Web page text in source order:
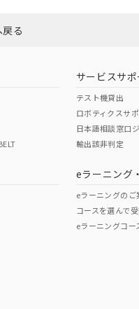
ます。
カ
この製品の規格認証/適合
証はこちらのページからご
る
サービスサポ
テスト機貸出
ロボティクスサ
日本語相談窓口
輸出該非判定
eラーニング
eラーニングのご
コースを選んで
eラーニングコー